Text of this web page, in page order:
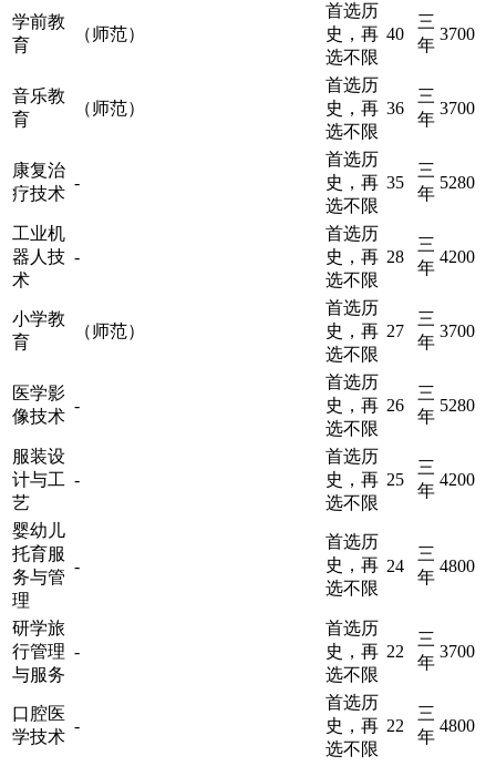
学前教
育
（师范）
首选历
史，再
选不限
40
三
年
3700
音乐教
育
（师范）
首选历
史，再
选不限
36
三
年
3700
康复治
疗技术
-
首选历
史，再
选不限
35
三
年
5280
工业机
器人技
术
-
首选历
史，再
选不限
28
三
年
4200
小学教
育
（师范）
首选历
史，再
选不限
27
三
年
3700
医学影
像技术
-
首选历
史，再
选不限
26
三
年
5280
服装设
计与工
艺
-
首选历
史，再
选不限
25
三
年
4200
婴幼儿
托育服
务与管
理
-
首选历
史，再
选不限
24
三
年
4800
研学旅
行管理
与服务
-
首选历
史，再
选不限
22
三
年
3700
口腔医
学技术
-
首选历
史，再
选不限
22
三
年
4800